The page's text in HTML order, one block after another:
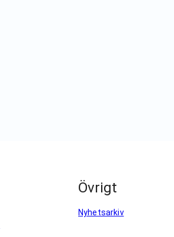
Övrigt
Nyhetsarkiv